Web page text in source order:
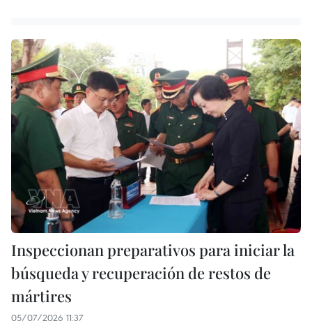
Inspeccionan preparativos para iniciar la
búsqueda y recuperación de restos de
mártires
05/07/2026 11:37